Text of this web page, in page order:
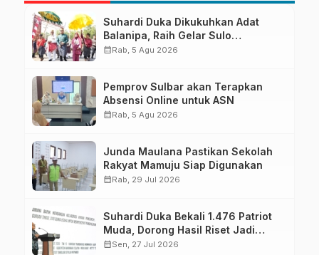
Suhardi Duka Dikukuhkan Adat
Balanipa, Raih Gelar Sulo
Tappidena
calendar_monthRab, 5 Agu 2026
Pemprov Sulbar akan Terapkan
Absensi Online untuk ASN
calendar_monthRab, 5 Agu 2026
Junda Maulana Pastikan Sekolah
Rakyat Mamuju Siap Digunakan
calendar_monthRab, 29 Jul 2026
Suhardi Duka Bekali 1.476 Patriot
Muda, Dorong Hasil Riset Jadi
Dasar Kebijakan Transmigrasi
calendar_monthSen, 27 Jul 2026